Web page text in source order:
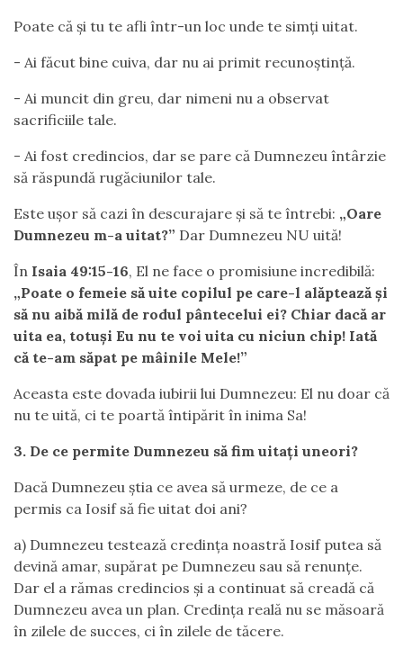
Poate că și tu te afli într-un loc unde te simți uitat.
- Ai făcut bine cuiva, dar nu ai primit recunoștință.
- Ai muncit din greu, dar nimeni nu a observat
sacrificiile tale.
- Ai fost credincios, dar se pare că Dumnezeu întârzie
să răspundă rugăciunilor tale.
Este ușor să cazi în descurajare și să te întrebi: „Oare
Dumnezeu m-a uitat?” Dar Dumnezeu NU uită!
În Isaia 49:15-16, El ne face o promisiune incredibilă:
„Poate o femeie să uite copilul pe care-l alăptează și
să nu aibă milă de rodul pântecelui ei? Chiar dacă ar
uita ea, totuși Eu nu te voi uita cu niciun chip! Iată
că te-am săpat pe mâinile Mele!”
Aceasta este dovada iubirii lui Dumnezeu: El nu doar că
nu te uită, ci te poartă întipărit în inima Sa!
3. De ce permite Dumnezeu să fim uitați uneori?
Dacă Dumnezeu știa ce avea să urmeze, de ce a
permis ca Iosif să fie uitat doi ani?
a) Dumnezeu testează credința noastră Iosif putea să
devină amar, supărat pe Dumnezeu sau să renunțe.
Dar el a rămas credincios și a continuat să creadă că
Dumnezeu avea un plan. Credința reală nu se măsoară
în zilele de succes, ci în zilele de tăcere.